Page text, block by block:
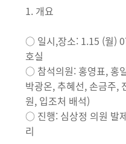
1. 개요
○ 일시,장소: 1.15 (월)
호실
○ 참석의원: 홍영표, 홍
박광온, 추혜선, 손금주,
원, 입조처 배석)
○ 진행: 심상정 의원 발
리